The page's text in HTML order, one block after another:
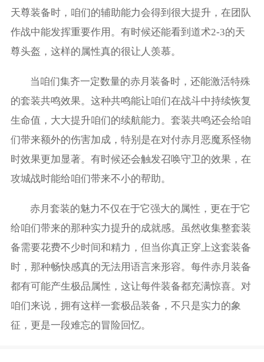
天尊装备时，咱们的辅助能力会得到很大提升，在团队
作战中能发挥重要作用。有时候还能看到道术2-3的天
尊头盔，这样的属性真的很让人羡慕。
当咱们集齐一定数量的赤月装备时，还能激活特殊
的套装共鸣效果。这种共鸣能让咱们在战斗中持续恢复
生命值，大大提升咱们的续航能力。套装共鸣还会给咱
们带来额外的伤害加成，特别是在对付赤月恶魔系怪物
时效果更加显著。有时候还会触发召唤守卫的效果，在
攻城战时能给咱们带来不小的帮助。
赤月套装的魅力不仅在于它强大的属性，更在于它
给咱们带来的那种实力提升的成就感。虽然收集整套装
备需要花费不少时间和精力，但当你真正穿上这套装备
时，那种畅快感真的无法用语言来形容。每件赤月装备
都有可能产生极品属性，这让每件装备都充满惊喜。对
咱们来说，拥有这样一套极品装备，不只是实力的象
征，更是一段难忘的冒险回忆。